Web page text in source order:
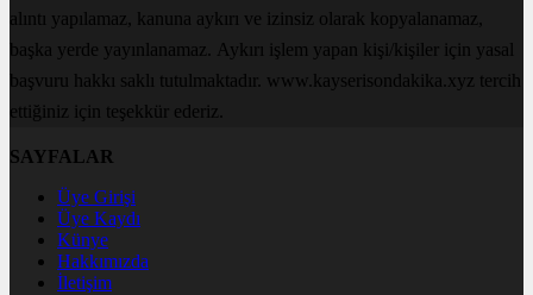
alıntı yapılamaz, kanuna aykırı ve izinsiz olarak kopyalanamaz,
başka yerde yayınlanamaz. Aykırı işlem yapan kişi/kişiler için yasal
başvuru hakkı saklı tutulmaktadır. www.kayserisondakika.xyz tercih
ettiğiniz için teşekkür ederiz.
SAYFALAR
Üye Girişi
Üye Kaydı
Künye
Hakkımızda
İletişim